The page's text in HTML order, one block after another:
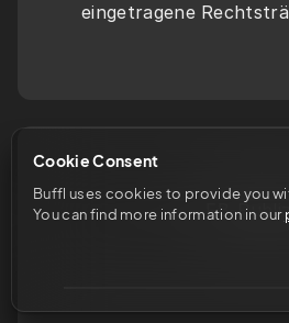
Cookie Consent
Buffl uses cookies to provide you
You can find more information in our
eingetragene
FB-